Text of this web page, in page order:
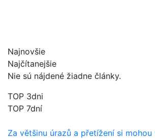
Najnovšie
Najčítanejšie
Nie sú nájdené žiadne články.
TOP 3dni
TOP 7dní
Za většinu úrazů a přetížení si